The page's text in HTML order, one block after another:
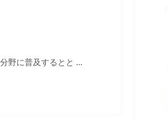
野に普及するとと …